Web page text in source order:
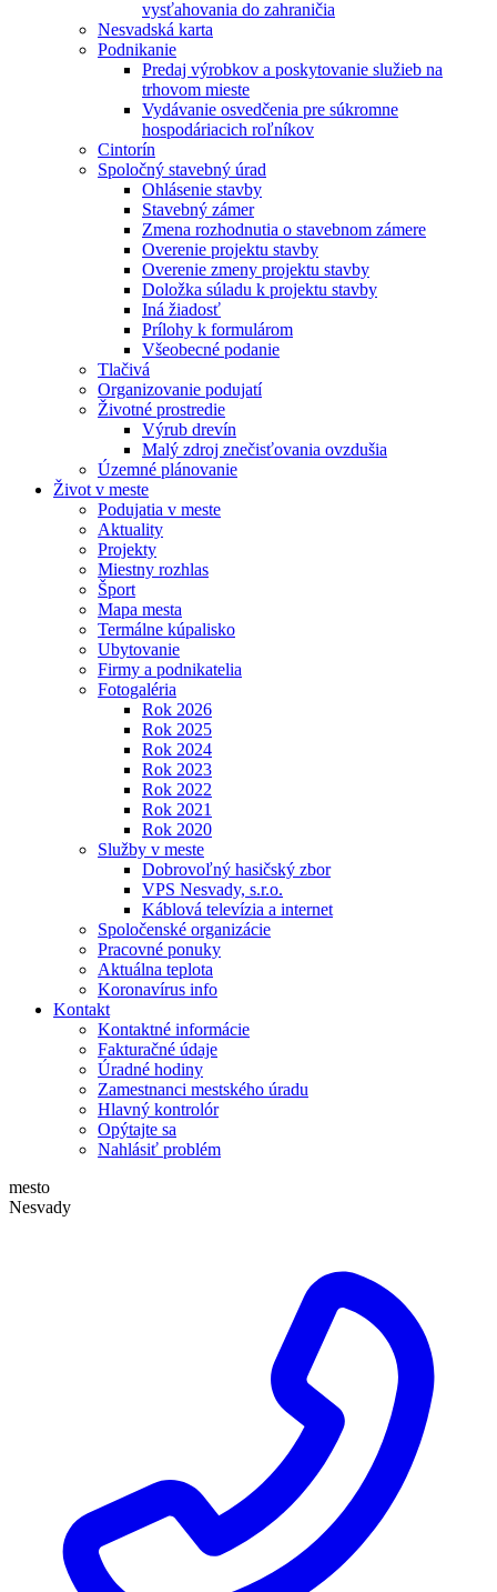
vysťahovania do zahraničia
Nesvadská karta
Podnikanie
Predaj výrobkov a poskytovanie služieb na
trhovom mieste
Vydávanie osvedčenia pre súkromne
hospodáriacich roľníkov
Cintorín
Spoločný stavebný úrad
Ohlásenie stavby
Stavebný zámer
Zmena rozhodnutia o stavebnom zámere
Overenie projektu stavby
Overenie zmeny projektu stavby
Doložka súladu k projektu stavby
Iná žiadosť
Prílohy k formulárom
Všeobecné podanie
Tlačivá
Organizovanie podujatí
Životné prostredie
Výrub drevín
Malý zdroj znečisťovania ovzdušia
Územné plánovanie
Život v meste
Podujatia v meste
Aktuality
Projekty
Miestny rozhlas
Šport
Mapa mesta
Termálne kúpalisko
Ubytovanie
Firmy a podnikatelia
Fotogaléria
Rok 2026
Rok 2025
Rok 2024
Rok 2023
Rok 2022
Rok 2021
Rok 2020
Služby v meste
Dobrovoľný hasičský zbor
VPS Nesvady, s.r.o.
Káblová televízia a internet
Spoločenské organizácie
Pracovné ponuky
Aktuálna teplota
Koronavírus info
Kontakt
Kontaktné informácie
Fakturačné údaje
Úradné hodiny
Zamestnanci mestského úradu
Hlavný kontrolór
Opýtajte sa
Nahlásiť problém
mesto
Nesvady